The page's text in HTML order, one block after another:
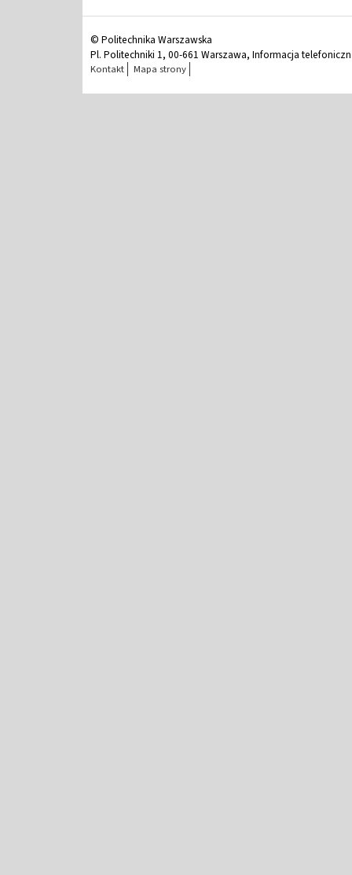
© Politechnika Warszawska
Pl. Politechniki 1, 00-661 Warszawa, Informacja
Kontakt Mapa strony